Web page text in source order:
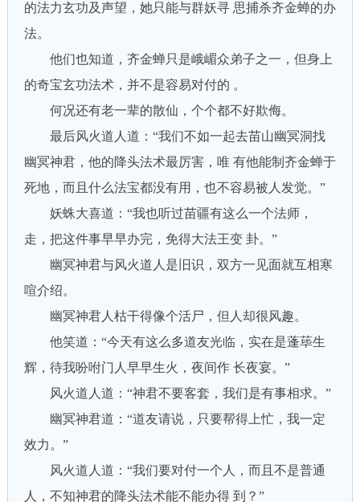
的法力玄功及声望，她只能与群妖寻 思捕杀齐金蝉的办
法。
他们也知道，齐金蝉只是峨嵋众弟子之一，但身上
的奇宝玄功法术，并不是容易对付的 。
何况还有老一辈的散仙，个个都不好欺侮。
最后风火道人道：“我们不如一起去苗山幽冥洞找
幽冥神君，他的降头法术最厉害，唯 有他能制齐金蝉于
死地，而且什么法宝都没有用，也不容易被人发觉。”
妖蛛大喜道：“我也听过苗疆有这么一个法师，
走，把这件事早早办完，免得大法王变 卦。”
幽冥神君与风火道人是旧识，双方一见面就互相寒
喧介绍。
幽冥神君人枯干得像个活尸，但人却很风趣。
他笑道：“今天有这么多道友光临，实在是蓬荜生
辉，待我吩咐门人早早生火，夜间作 长夜宴。”
风火道人道：“神君不要客套，我们是有事相求。”
幽冥神君道：“道友请说，只要帮得上忙，我一定
效力。”
风火道人道：“我们要对付一个人，而且不是普通
人，不知神君的降头法术能不能办得 到？”